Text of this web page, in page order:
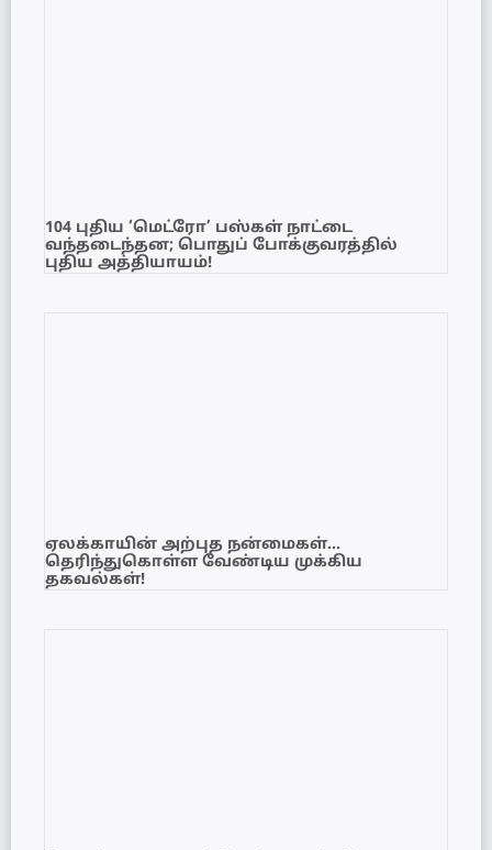
104 புதிய ‘மெட்ரோ’ பஸ்கள் நாட்டை
வந்தடைந்தன; பொதுப் போக்குவரத்தில்
புதிய அத்தியாயம்!
ஏலக்காயின் அற்புத நன்மைகள்…
தெரிந்துகொள்ள வேண்டிய முக்கிய
தகவல்கள்!